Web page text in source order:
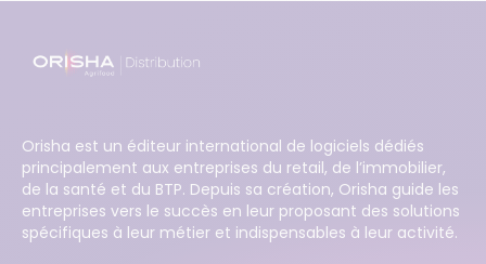
Orisha est un éditeur international de logiciels dédiés
principalement aux entreprises du retail, de l’immobilier,
de la santé et du BTP. Depuis sa création, Orisha guide les
entreprises vers le succès en leur proposant des solutions
spécifiques à leur métier et indispensables à leur activité.